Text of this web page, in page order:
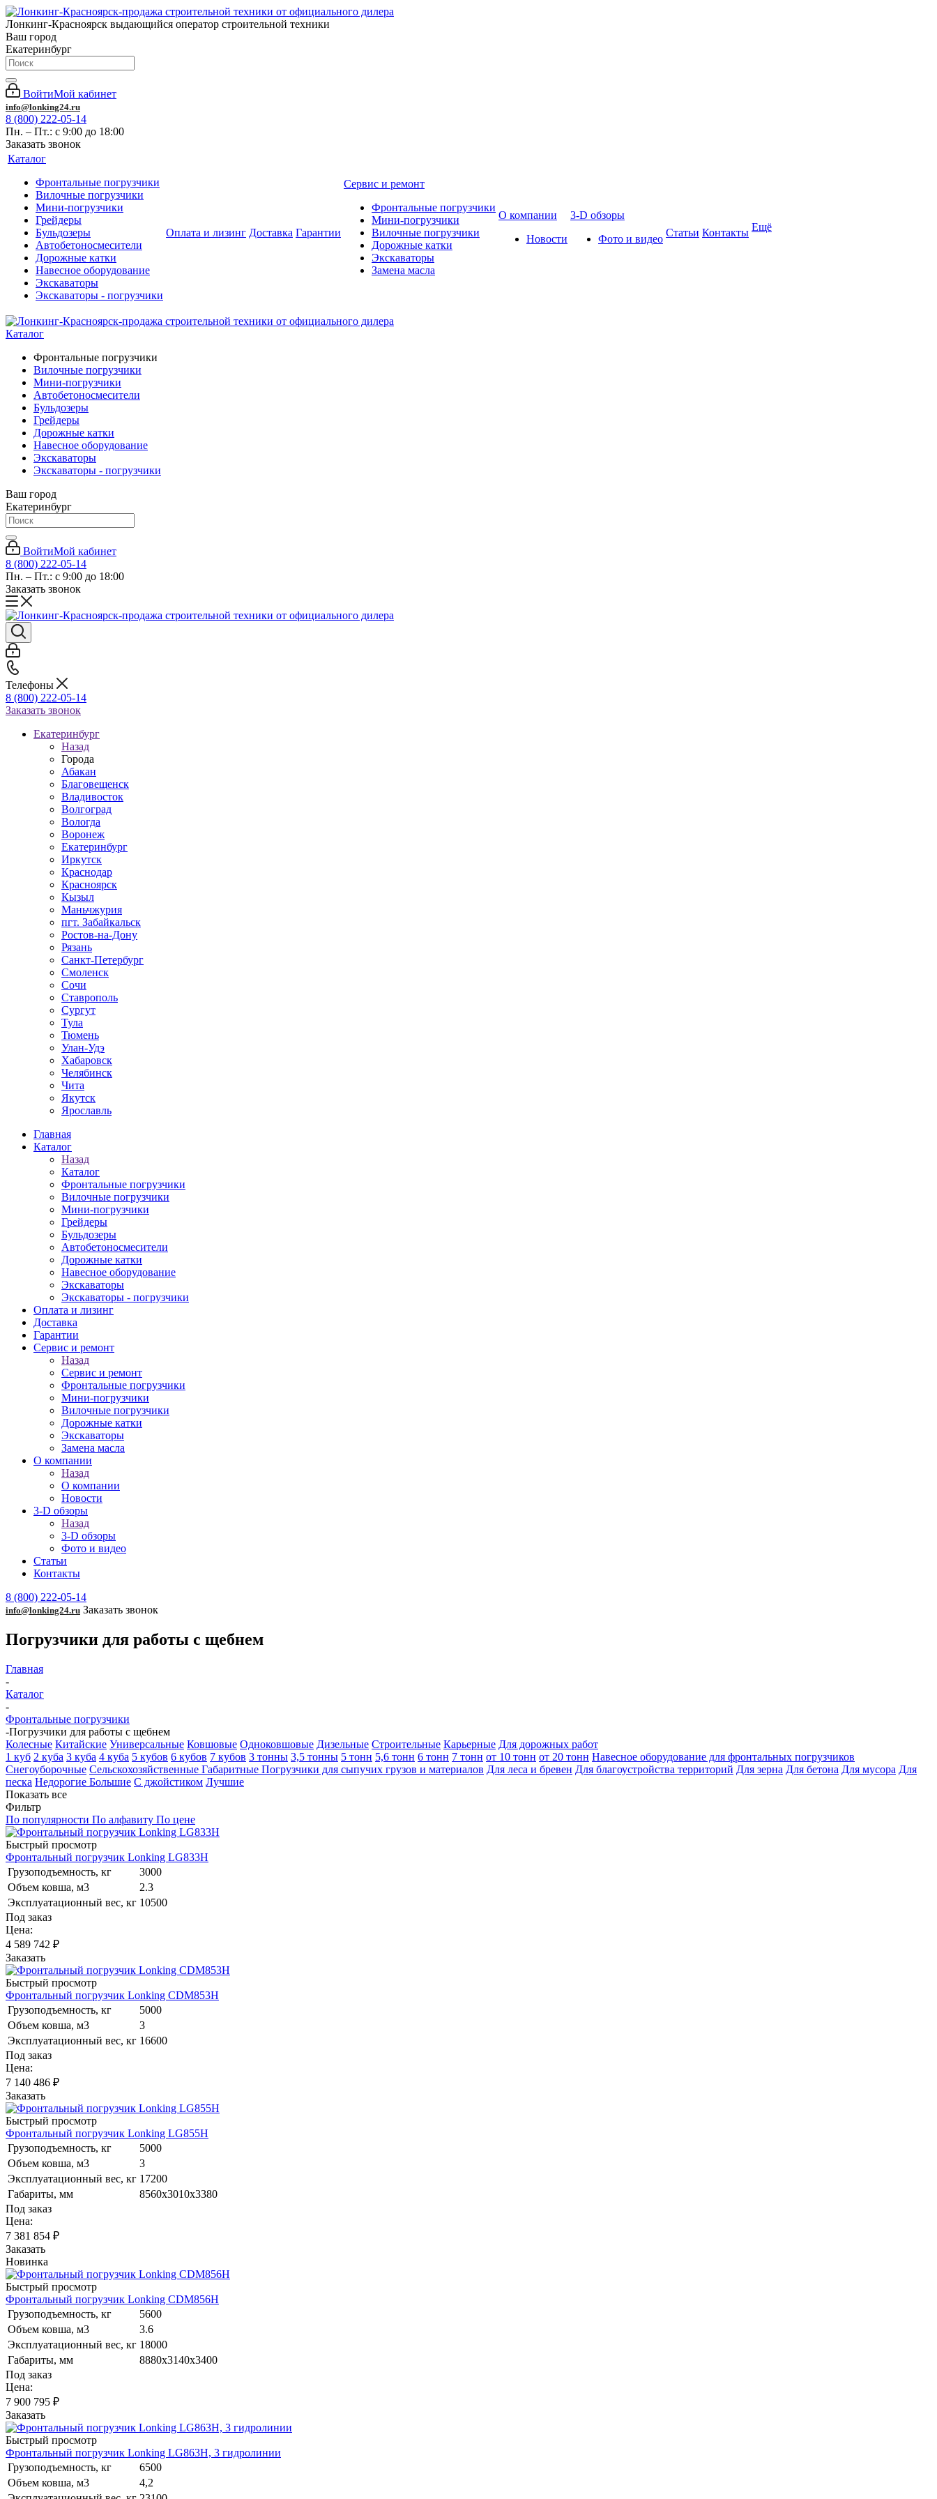
Лонкинг-Красноярск выдающийся оператор строительной техники
Ваш город
Екатеринбург
ВойтиМой кабинет
info@lonking24.ru
8 (800) 222-05-14
Пн. – Пт.: с 9:00 до 18:00
Заказать звонок
Каталог
Фронтальные погрузчики
Вилочные погрузчики
Мини-погрузчики
Грейдеры
Бульдозеры
Автобетоносмесители
Дорожные катки
Навесное оборудование
Экскаваторы
Экскаваторы - погрузчики
Оплата и лизинг Доставка Гарантии
Сервис и ремонт
Фронтальные погрузчики
Мини-погрузчики
Вилочные погрузчики
Дорожные катки
Экскаваторы
Замена масла
О компании
Новости
3-D обзоры
Фото и видео
Статьи Контакты Ещё
Каталог
Фронтальные погрузчики
Вилочные погрузчики
Мини-погрузчики
Автобетоносмесители
Бульдозеры
Грейдеры
Дорожные катки
Навесное оборудование
Экскаваторы
Экскаваторы - погрузчики
Ваш город
Екатеринбург
ВойтиМой кабинет
8 (800) 222-05-14
Пн. – Пт.: с 9:00 до 18:00
Заказать звонок
Телефоны
8 (800) 222-05-14
Заказать звонок
Екатеринбург
Назад
Города
Абакан
Благовещенск
Владивосток
Волгоград
Вологда
Воронеж
Екатеринбург
Иркутск
Краснодар
Красноярск
Кызыл
Маньчжурия
пгт. Забайкальск
Ростов-на-Дону
Рязань
Санкт-Петербург
Смоленск
Сочи
Ставрополь
Сургут
Тула
Тюмень
Улан-Удэ
Хабаровск
Челябинск
Чита
Якутск
Ярославль
Главная
Каталог
Назад
Каталог
Фронтальные погрузчики
Вилочные погрузчики
Мини-погрузчики
Грейдеры
Бульдозеры
Автобетоносмесители
Дорожные катки
Навесное оборудование
Экскаваторы
Экскаваторы - погрузчики
Оплата и лизинг
Доставка
Гарантии
Сервис и ремонт
Назад
Сервис и ремонт
Фронтальные погрузчики
Мини-погрузчики
Вилочные погрузчики
Дорожные катки
Экскаваторы
Замена масла
О компании
Назад
О компании
Новости
3-D обзоры
Назад
3-D обзоры
Фото и видео
Статьи
Контакты
8 (800) 222-05-14
info@lonking24.ru Заказать звонок
Погрузчики для работы с щебнем
Главная
-
Каталог
-
Фронтальные погрузчики
-Погрузчики для работы с щебнем
Колесные Китайские Универсальные Ковшовые Одноковшовые Дизельные Строительные Карьерные Для дорожных работ
1 куб 2 куба 3 куба 4 куба 5 кубов 6 кубов 7 кубов 3 тонны 3,5 тонны 5 тонн 5,6 тонн 6 тонн 7 тонн от 10 тонн от 20 тонн Навесное оборудование для фронтальных погрузчиков
Снегоуборочные Сельскохозяйственные Габаритные Погрузчики для сыпучих грузов и материалов Для леса и бревен Для благоустройства территорий Для зерна Для бетона Для мусора Для
песка Недорогие Большие С джойстиком Лучшие
Показать все
Фильтр
По популярности По алфавиту По цене
Быстрый просмотр
Фронтальный погрузчик Lonking LG833H
Грузоподъемность, кг
3000
Объем ковша, м3
2.3
Эксплуатационный вес, кг 10500
Под заказ
Цена:
4 589 742 ₽
Заказать
Быстрый просмотр
Фронтальный погрузчик Lonking CDM853H
Грузоподъемность, кг
5000
Объем ковша, м3
3
Эксплуатационный вес, кг 16600
Под заказ
Цена:
7 140 486 ₽
Заказать
Быстрый просмотр
Фронтальный погрузчик Lonking LG855H
Грузоподъемность, кг
5000
Объем ковша, м3
3
Эксплуатационный вес, кг 17200
Габариты, мм
8560х3010х3380
Под заказ
Цена:
7 381 854 ₽
Заказать
Новинка
Быстрый просмотр
Фронтальный погрузчик Lonking CDM856H
Грузоподъемность, кг
5600
Объем ковша, м3
3.6
Эксплуатационный вес, кг 18000
Габариты, мм
8880х3140х3400
Под заказ
Цена:
7 900 795 ₽
Заказать
Быстрый просмотр
Фронтальный погрузчик Lonking LG863H, 3 гидролинии
Грузоподъемность, кг
6500
Объем ковша, м3
4,2